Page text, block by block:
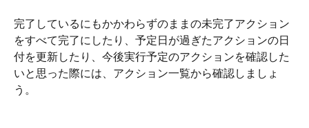
完了しているにもかかわらずのままの未完了アクション
をすべて完了にしたり、予定日が過ぎたアクションの日
付を更新したり、今後実行予定のアクションを確認した
いと思った際には、アクション一覧から確認しましょ
う。